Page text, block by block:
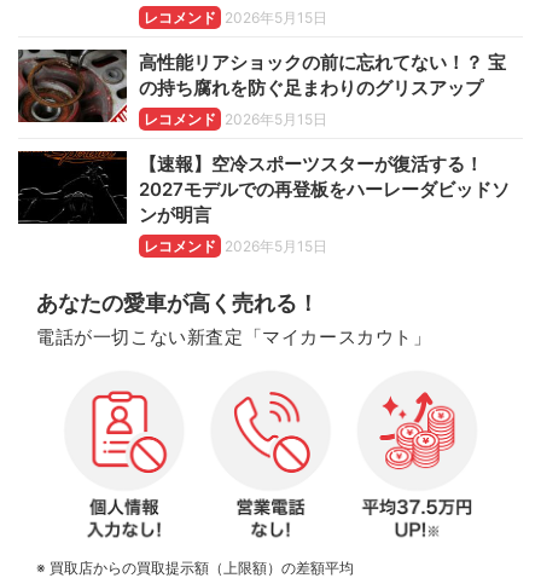
レコメンド 2026年5月15日
高性能リアショックの前に忘れてない！？ 宝
の持ち腐れを防ぐ足まわりのグリスアップ
レコメンド 2026年5月15日
【速報】空冷スポーツスターが復活する！
2027モデルでの再登板をハーレーダビッドソ
ンが明言
レコメンド 2026年5月15日
あなたの愛車が高く売れる！
電話が一切こない新査定「マイカースカウト」
※ 買取店からの買取提示額（上限額）の差額平均